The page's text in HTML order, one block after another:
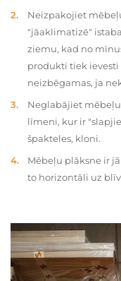
Neizpakojiet
"jāaklimatizē"
ziemu, kad no
produkti tiek
neizbēgamas, ja
Neglabājiet
līmeni, kur ir
špakteles, kloni.
Mēbeļu plāksne ir
to horizontāli uz